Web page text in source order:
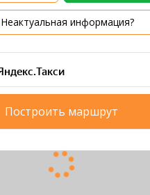
Неактуальная информация?
Построить маршрут